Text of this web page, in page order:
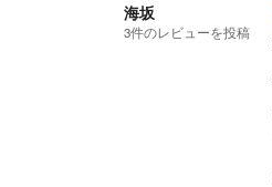
海坂
3件のレビューを投稿